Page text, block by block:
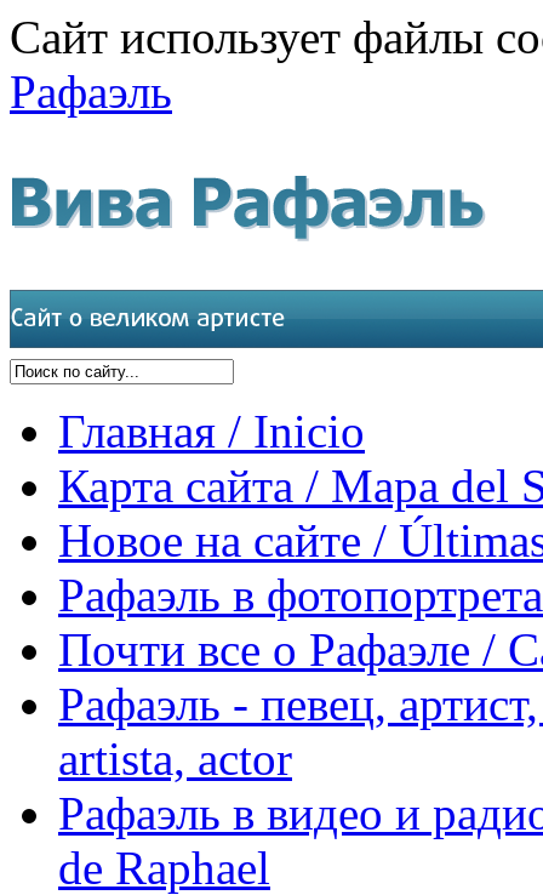
Сайт использует файлы
Рафаэль
Главная / Inicio
Карта сайта / Mapa del
Новое на сайте /
Рафаэль в
Почти все о Рафаэле /
Рафаэль - певец,
artista, actor
Рафаэль в видео и
de Raphael